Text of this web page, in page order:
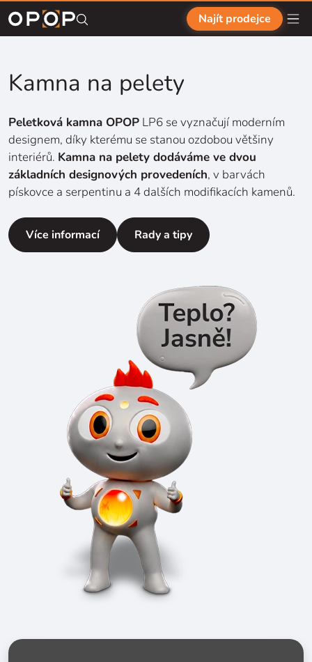
Přejít na hlavní obsah
Najít prodejce
Kamna na pelety
Peletková kamna OPOP LP6 se vyznačují moderním
designem, díky kterému se stanou ozdobou většiny
interiérů. Kamna na pelety dodáváme ve dvou
základních designových provedeních, v barvách
pískovce a serpentinu a 4 dalších modifikacích kamenů.
Více informací Rady a tipy